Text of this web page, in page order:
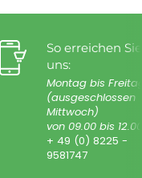
So erreichen Sie
uns:
Montag bis
(ausgeschlossen
Mittwoch)
von 09.00 bis
+ 49 (0) 8225 -
9581747